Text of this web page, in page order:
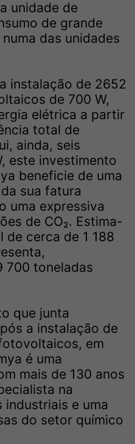
unidade de
de grande
das unidades
instalação de 2652
de 700 W,
elétrica a partir
total de
ainda, seis
este investimento
beneficie de uma
sua fatura
uma expressiva
de CO₂. Estima-
de cerca de 1 188
700 toneladas
que junta
a instalação de
em
é uma
mais de 130 anos
na
industriais e uma
do setor químico